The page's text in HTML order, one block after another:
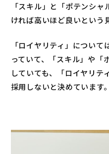
「スキル」と「ポテンシ
ければ高いほど良いという
「ロイヤリティ」につい
っていて、「スキル」や「
していても、「ロイヤリテ
採用しないと決めています。